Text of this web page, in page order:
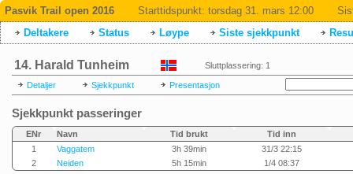
Pasvik Trail open 2016 Starttidspunkt: torsdag 31. mars 12:00
Deltakere
Status Løype Siste sjekkpunkt
14. Harald Tunheim Sluttplassering: 1
Detaljer Sjekkpunkt Presentasjon
Sjekkpunkt passeringer
ENr Navn Tid brukt
Tid inn
1
Vaggatem 3h 39min
31/3 22:15
2
Neiden 5h 15min 1/4 08:37